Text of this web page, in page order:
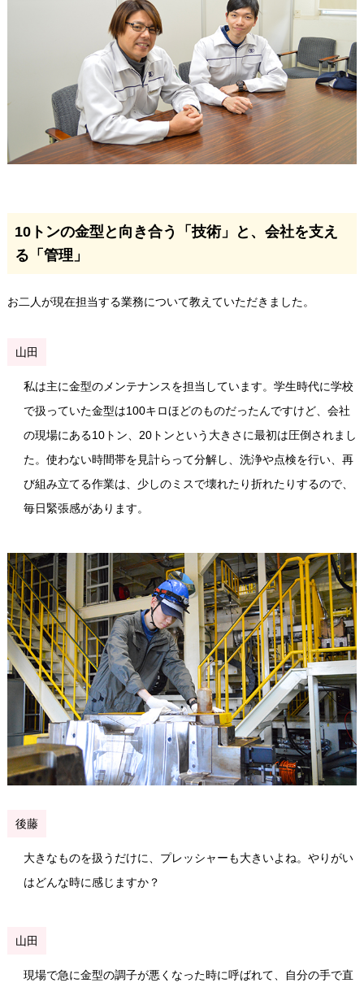
10トンの金型と向き合う「技術」と、会社を支え
る「管理」
お二人が現在担当する業務について教えていただきました。
山田
私は主に金型のメンテナンスを担当しています。学生時代に学校
で扱っていた金型は100キロほどのものだったんですけど、会社
の現場にある10トン、20トンという大きさに最初は圧倒されまし
た。使わない時間帯を見計らって分解し、洗浄や点検を行い、再
び組み立てる作業は、少しのミスで壊れたり折れたりするので、
毎日緊張感があります。
後藤
大きなものを扱うだけに、プレッシャーも大きいよね。やりがい
はどんな時に感じますか？
山田
現場で急に金型の調子が悪くなった時に呼ばれて、自分の手で直